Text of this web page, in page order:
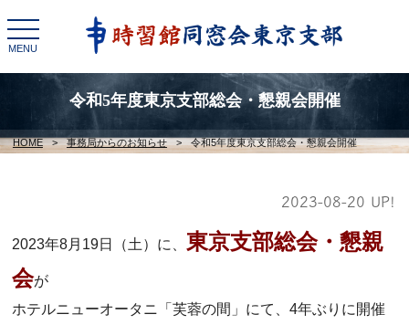
toggle
navigation
MENU
HOME > 事務局からのお知らせ > 令和5年度東京支部総会・懇親会開催
令和5年度東京支部総会・懇親会開催
2023-08-20 UP!
2023年8月19日（土）に、 東京支部総会・懇親
会が
ホテルニューオータニ「芙蓉の間」にて、4年ぶりに開催